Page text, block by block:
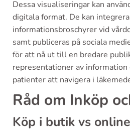
Dessa visualiseringar kan
digitala format. De kan
informationsbroschyrer vid
samt publiceras på sociala
för att nå ut till en bredare
representationer av
patienter att navigera i
Råd om Inköp
Köp i butik vs